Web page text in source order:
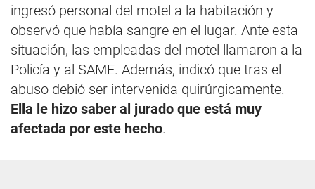
ingresó personal del motel a la habitación y
observó que había sangre en el lugar. Ante esta
situación, las empleadas del motel llamaron a la
Policía y al SAME. Además, indicó que tras el
abuso debió ser intervenida quirúrgicamente.
Ella le hizo saber al jurado que está muy
afectada por este hecho.